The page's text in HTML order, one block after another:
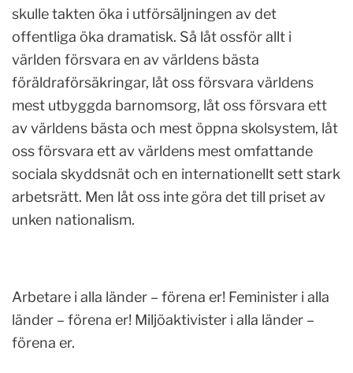
skulle takten öka i utförsäljningen av det
offentliga öka dramatisk. Så låt ossför allt i
världen försvara en av världens bästa
föräldraförsäkringar, låt oss försvara världens
mest utbyggda barnomsorg, låt oss försvara ett
av världens bästa och mest öppna skolsystem, låt
oss försvara ett av världens mest omfattande
sociala skyddsnät och en internationellt sett stark
arbetsrätt. Men låt oss inte göra det till priset av
unken nationalism.
Arbetare i alla länder – förena er! Feminister i alla
länder – förena er! Miljöaktivister i alla länder –
förena er.